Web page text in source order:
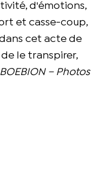
d'émotions,
et casse-coup,
cet acte de
le transpirer,
– Photos